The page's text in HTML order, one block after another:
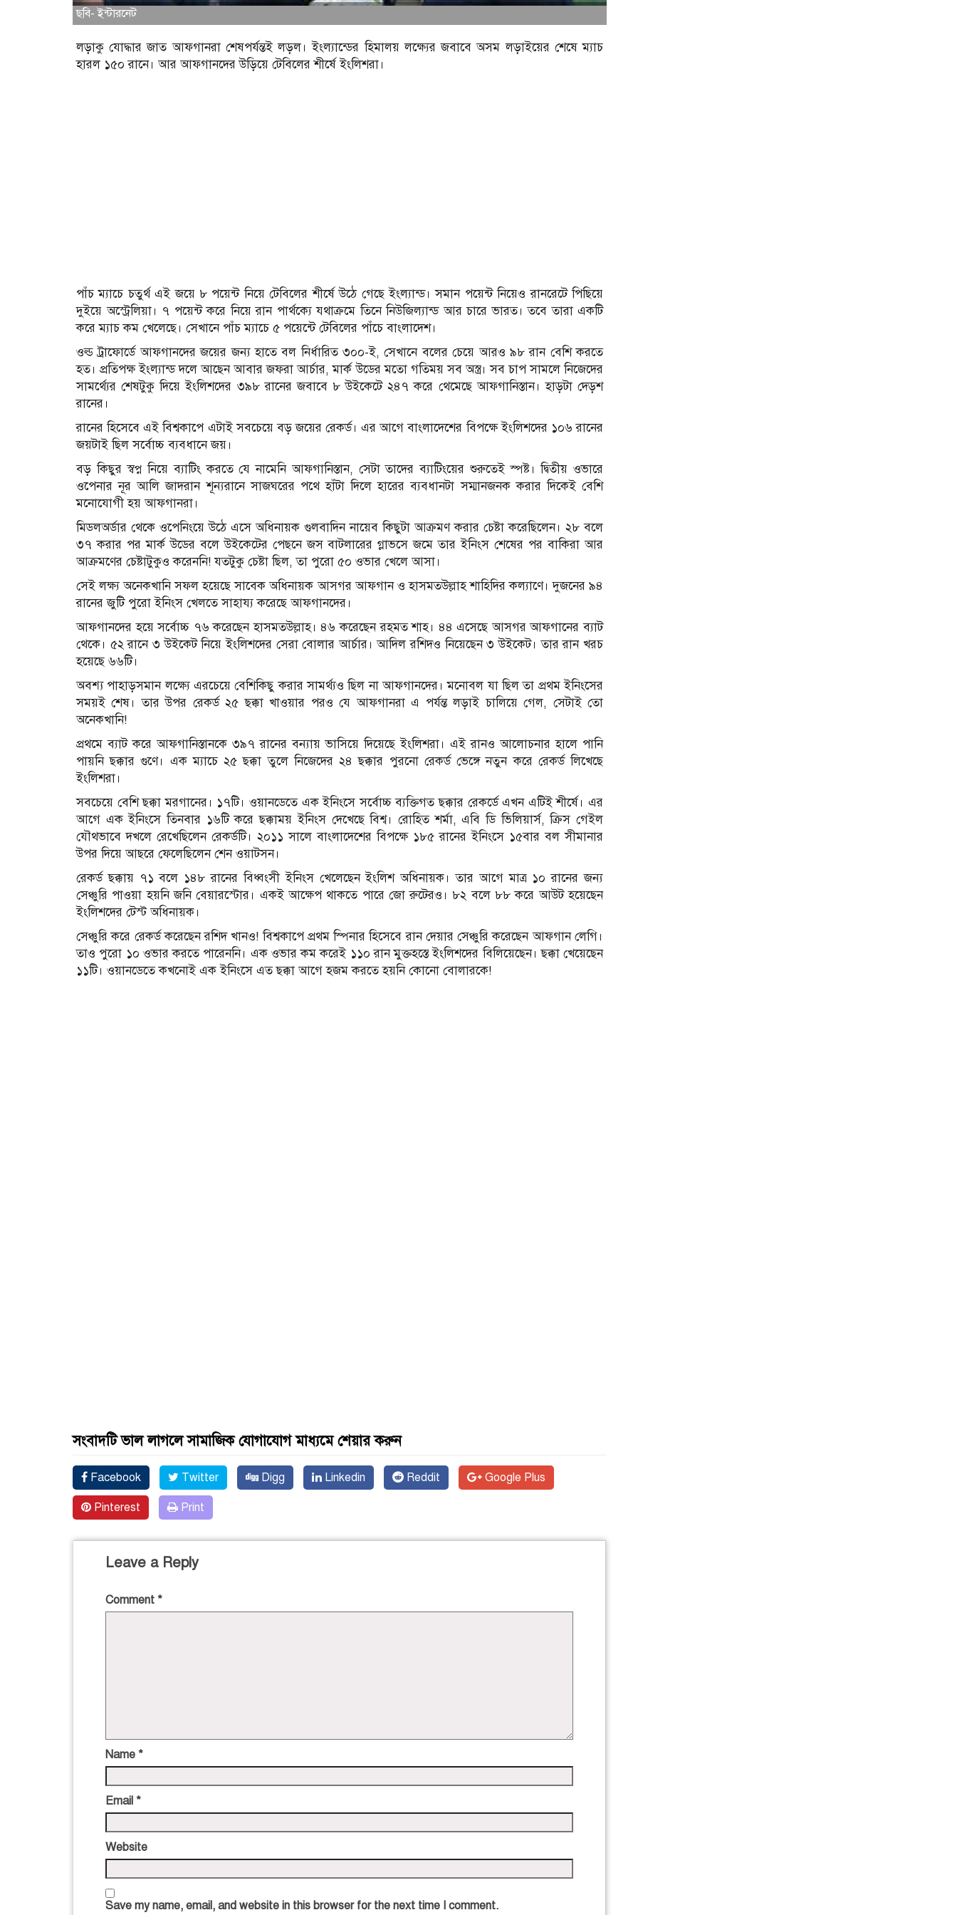
ছবি- ইন্টারনেট
লড়াকু যোদ্ধার জাত আফগানরা শেষপর্যন্তই লড়ল। ইংল্যান্ডের হিমালয় লক্ষ্যের জবাবে অসম লড়াইয়ের শেষে ম্যাচ
হারল ১৫০ রানে। আর আফগানদের উড়িয়ে টেবিলের শীর্ষে ইংলিশরা।
পাঁচ ম্যাচে চতুর্থ এই জয়ে ৮ পয়েন্ট নিয়ে টেবিলের শীর্ষে উঠে গেছে ইংল্যান্ড। সমান পয়েন্ট নিয়েও রানরেটে পিছিয়ে
দুইয়ে অস্ট্রেলিয়া। ৭ পয়েন্ট করে নিয়ে রান পার্থক্যে যথাক্রমে তিনে নিউজিল্যান্ড আর চারে ভারত। তবে তারা একটি
করে ম্যাচ কম খেলেছে। সেখানে পাঁচ ম্যাচে ৫ পয়েন্টে টেবিলের পাঁচে বাংলাদেশ।
ওল্ড ট্রাফোর্ডে আফগানদের জয়ের জন্য হাতে বল নির্ধারিত ৩০০-ই, সেখানে বলের চেয়ে আরও ৯৮ রান বেশি করতে
হত। প্রতিপক্ষ ইংল্যান্ড দলে আছেন আবার জফরা আর্চার, মার্ক উডের মতো গতিময় সব অস্ত্র। সব চাপ সামলে নিজেদের
সামর্থ্যের শেষটুকু দিয়ে ইংলিশদের ৩৯৮ রানের জবাবে ৮ উইকেটে ২৪৭ করে থেমেছে আফগানিস্তান। হাড়টা দেড়শ
রানের।
রানের হিসেবে এই বিশ্বকাপে এটাই সবচেয়ে বড় জয়ের রেকর্ড। এর আগে বাংলাদেশের বিপক্ষে ইংলিশদের ১০৬ রানের
জয়টাই ছিল সর্বোচ্চ ব্যবধানে জয়।
বড় কিছুর স্বপ্ন নিয়ে ব্যাটিং করতে যে নামেনি আফগানিস্তান, সেটা তাদের ব্যাটিংয়ের শুরুতেই স্পষ্ট। দ্বিতীয় ওভারে
ওপেনার নূর আলি জাদরান শূন্যরানে সাজঘরের পথে হাঁটা দিলে হারের ব্যবধানটা সম্মানজনক করার দিকেই বেশি
মনোযোগী হয় আফগানরা।
মিডলঅর্ডার থেকে ওপেনিংয়ে উঠে এসে অধিনায়ক গুলবাদিন নায়েব কিছুটা আক্রমণ করার চেষ্টা করেছিলেন। ২৮ বলে
৩৭ করার পর মার্ক উডের বলে উইকেটের পেছনে জস বাটলারের গ্লাভসে জমে তার ইনিংস শেষের পর বাকিরা আর
আক্রমণের চেষ্টাটুকুও করেননি! যতটুকু চেষ্টা ছিল, তা পুরো ৫০ ওভার খেলে আসা।
সেই লক্ষ্য অনেকখানি সফল হয়েছে সাবেক অধিনায়ক আসগর আফগান ও হাসমতউল্লাহ শাহিদির কল্যাণে। দুজনের ৯৪
রানের জুটি পুরো ইনিংস খেলতে সাহায্য করেছে আফগানদের।
আফগানদের হয়ে সর্বোচ্চ ৭৬ করেছেন হাসমতউল্লাহ। ৪৬ করেছেন রহমত শাহ। ৪৪ এসেছে আসগর আফগানের ব্যাট
থেকে। ৫২ রানে ৩ উইকেট নিয়ে ইংলিশদের সেরা বোলার আর্চার। আদিল রশিদও নিয়েছেন ৩ উইকেট। তার রান খরচ
হয়েছে ৬৬টি।
অবশ্য পাহাড়সমান লক্ষ্যে এরচেয়ে বেশিকিছু করার সামর্থ্যও ছিল না আফগানদের। মনোবল যা ছিল তা প্রথম ইনিংসের
সময়ই শেষ। তার উপর রেকর্ড ২৫ ছক্কা খাওয়ার পরও যে আফগানরা এ পর্যন্ত লড়াই চালিয়ে গেল, সেটাই তো
অনেকখানি!
প্রথমে ব্যাট করে আফগানিস্তানকে ৩৯৭ রানের বন্যায় ভাসিয়ে দিয়েছে ইংলিশরা। এই রানও আলোচনার হালে পানি
পায়নি ছক্কার গুণে। এক ম্যাচে ২৫ ছক্কা তুলে নিজেদের ২৪ ছক্কার পুরনো রেকর্ড ভেঙ্গে নতুন করে রেকর্ড লিখেছে
ইংলিশরা।
সবচেয়ে বেশি ছক্কা মরগানের। ১৭টি। ওয়ানডেতে এক ইনিংসে সর্বোচ্চ ব্যক্তিগত ছক্কার রেকর্ডে এখন এটিই শীর্ষে। এর
আগে এক ইনিংসে তিনবার ১৬টি করে ছক্কাময় ইনিংস দেখেছে বিশ্ব। রোহিত শর্মা, এবি ডি ভিলিয়ার্স, ক্রিস গেইল
যৌথভাবে দখলে রেখেছিলেন রেকর্ডটি। ২০১১ সালে বাংলাদেশের বিপক্ষে ১৮৫ রানের ইনিংসে ১৫বার বল সীমানার
উপর দিয়ে আছরে ফেলেছিলেন শেন ওয়াটসন।
রেকর্ড ছক্কায় ৭১ বলে ১৪৮ রানের বিধ্বংসী ইনিংস খেলেছেন ইংলিশ অধিনায়ক। তার আগে মাত্র ১০ রানের জন্য
সেঞ্চুরি পাওয়া হয়নি জনি বেয়ারস্টোর। একই আক্ষেপ থাকতে পারে জো রুটেরও। ৮২ বলে ৮৮ করে আউট হয়েছেন
ইংলিশদের টেস্ট অধিনায়ক।
সেঞ্চুরি করে রেকর্ড করেছেন রশিদ খানও! বিশ্বকাপে প্রথম স্পিনার হিসেবে রান দেয়ার সেঞ্চুরি করেছেন আফগান লেগি।
তাও পুরো ১০ ওভার করতে পারেননি। এক ওভার কম করেই ১১০ রান মুক্তহস্তে ইংলিশদের বিলিয়েছেন। ছক্কা খেয়েছেন
১১টি। ওয়ানডেতে কখনোই এক ইনিংসে এত ছক্কা আগে হজম করতে হয়নি কোনো বোলারকে!
সংবাদটি ভাল লাগলে সামাজিক যোগাযোগ মাধ্যমে শেয়ার করুন
Facebook Twitter Digg Linkedin Reddit Google Plus
Pinterest Print
Leave a Reply
Comment *
Name *
Email *
Website
Save my name, email, and website in this browser for the next time I comment.